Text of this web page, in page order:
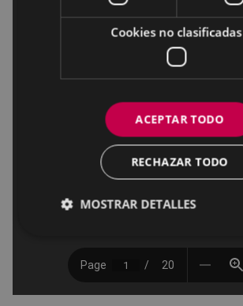
Cookies no clasificadas
ACEPTAR TODO
RECHAZAR TODO
MOSTRAR DETALLES